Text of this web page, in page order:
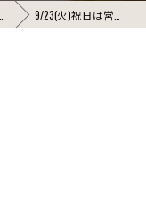
9/23(火)祝日は営業日です❗️